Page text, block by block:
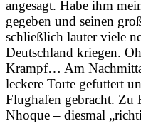
angesagt. Habe ihm
gegeben und seinen
schließlich lauter viele
Deutschland kriegen.
Krampf… Am
leckere Torte gefuttert
Flughafen gebracht. Zu
Nhoque – diesmal